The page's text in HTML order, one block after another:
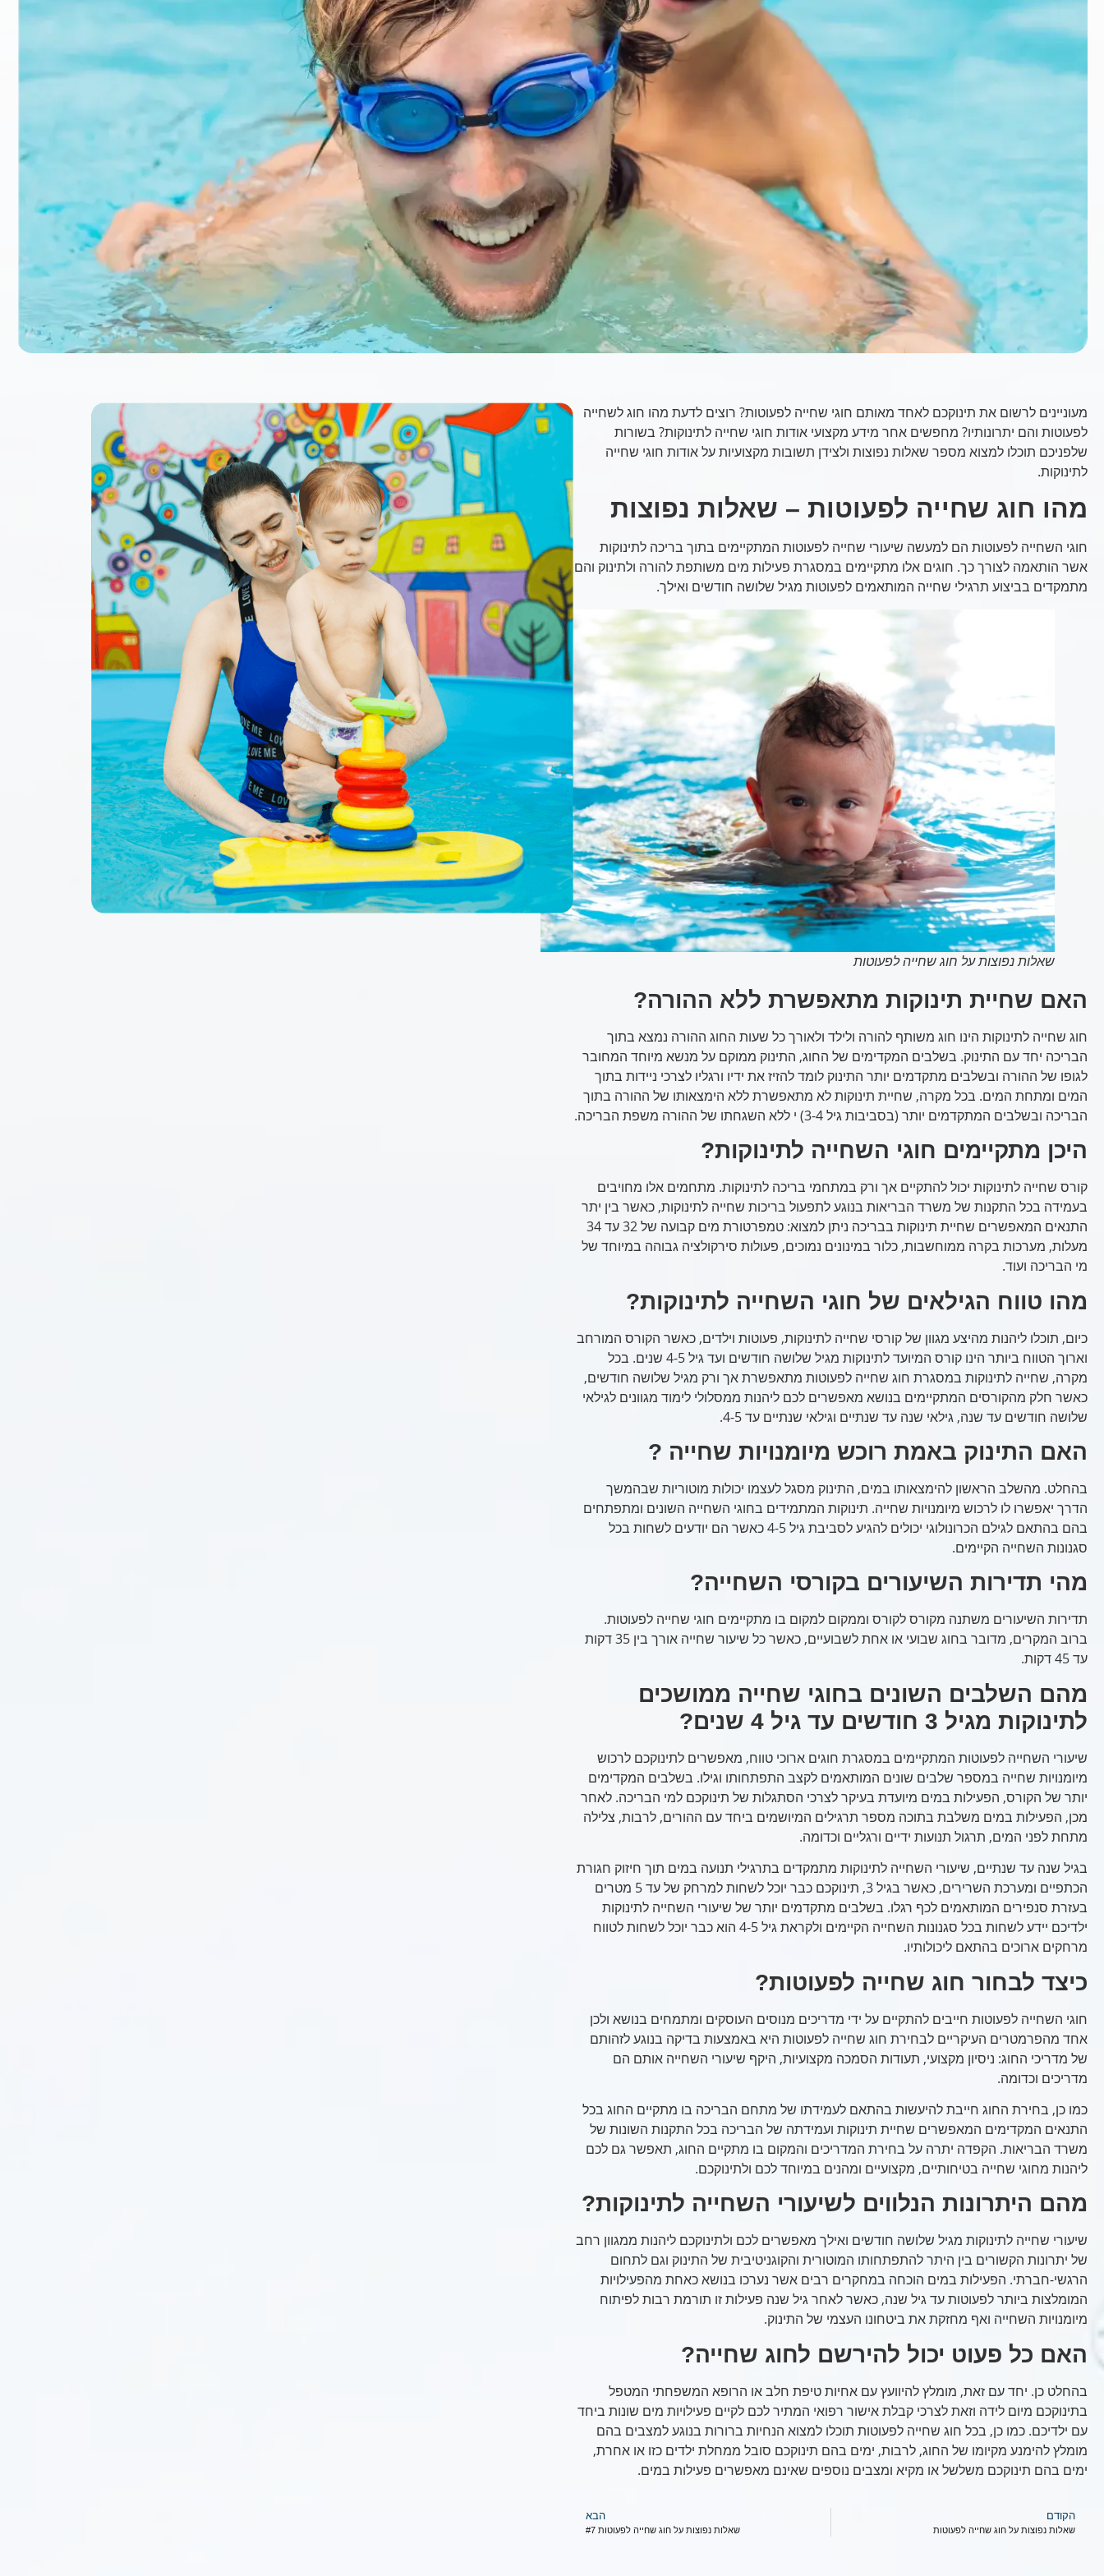
מעוניינים לרשום את תינוקכם לאחד מאותם חוגי שחייה לפעוטות? רוצים לדעת מהו חוג לשחייה
לפעוטות והם יתרונותיו? מחפשים אחר מידע מקצועי אודות חוגי שחייה לתינוקות? בשורות
שלפניכם תוכלו למצוא מספר שאלות נפוצות ולצידן תשובות מקצועיות על אודות חוגי שחייה
לתינוקות.
מהו חוג שחייה לפעוטות – שאלות נפוצות
חוגי השחייה לפעוטות הם למעשה שיעורי שחייה לפעוטות המתקיימים בתוך בריכה לתינוקות
אשר הותאמה לצורך כך. חוגים אלו מתקיימים במסגרת פעילות מים משותפת להורה ולתינוק והם
מתמקדים בביצוע תרגילי שחייה המותאמים לפעוטות מגיל שלושה חודשים ואילך.
שאלות נפוצות על חוג שחייה לפעוטות
האם שחיית תינוקות מתאפשרת ללא ההורה?
חוג שחייה לתינוקות הינו חוג משותף להורה ולילד ולאורך כל שעות החוג ההורה נמצא בתוך
הבריכה יחד עם התינוק. בשלבים המקדימים של החוג, התינוק ממוקם על מנשא מיוחד המחובר
לגופו של ההורה ובשלבים מתקדמים יותר התינוק לומד להזיז את ידיו ורגליו לצרכי ניידות בתוך
המים ומתחת המים. בכל מקרה, שחיית תינוקות לא מתאפשרת ללא הימצאותו של ההורה בתוך
הבריכה ובשלבים המתקדמים יותר (בסביבות גיל 3-4) י ללא השגחתו של ההורה משפת הבריכה.
היכן מתקיימים חוגי השחייה לתינוקות?
קורס שחייה לתינוקות יכול להתקיים אך ורק במתחמי בריכה לתינוקות. מתחמים אלו מחויבים
בעמידה בכל התקנות של משרד הבריאות בנוגע לתפעול בריכות שחייה לתינוקות, כאשר בין יתר
התנאים המאפשרים שחיית תינוקות בבריכה ניתן למצוא: טמפרטורת מים קבועה של 32 עד 34
מעלות, מערכות בקרה ממוחשבות, כלור במינונים נמוכים, פעולות סירקולציה גבוהה במיוחד של
מי הבריכה ועוד.
מהו טווח הגילאים של חוגי השחייה לתינוקות?
כיום, תוכלו ליהנות מהיצע מגוון של קורסי שחייה לתינוקות, פעוטות וילדים, כאשר הקורס המורחב
וארוך הטווח ביותר הינו קורס המיועד לתינוקות מגיל שלושה חודשים ועד גיל 4-5 שנים. בכל
מקרה, שחייה לתינוקות במסגרת חוג שחייה לפעוטות מתאפשרת אך ורק מגיל שלושה חודשים,
כאשר חלק מהקורסים המתקיימים בנושא מאפשרים לכם ליהנות ממסלולי לימוד מגוונים לגילאי
שלושה חודשים עד שנה, גילאי שנה עד שנתיים וגילאי שנתיים עד 4-5.
האם התינוק באמת רוכש מיומנויות שחייה ?
בהחלט. מהשלב הראשון להימצאותו במים, התינוק מסגל לעצמו יכולות מוטוריות שבהמשך
הדרך יאפשרו לו לרכוש מיומנויות שחייה. תינוקות המתמידים בחוגי השחייה השונים ומתפתחים
בהם בהתאם לגילם הכרונולוגי יכולים להגיע לסביבת גיל 4-5 כאשר הם יודעים לשחות בכל
סגנונות השחייה הקיימים.
מהי תדירות השיעורים בקורסי השחייה?
תדירות השיעורים משתנה מקורס לקורס וממקום למקום בו מתקיימים חוגי שחייה לפעוטות.
ברוב המקרים, מדובר בחוג שבועי או אחת לשבועיים, כאשר כל שיעור שחייה אורך בין 35 דקות
עד 45 דקות.
מהם השלבים השונים בחוגי שחייה ממושכים
לתינוקות מגיל 3 חודשים עד גיל 4 שנים?
שיעורי השחייה לפעוטות המתקיימים במסגרת חוגים ארוכי טווח, מאפשרים לתינוקכם לרכוש
מיומנויות שחייה במספר שלבים שונים המותאמים לקצב התפתחותו וגילו. בשלבים המקדימים
יותר של הקורס, הפעילות במים מיועדת בעיקר לצרכי הסתגלות של תינוקכם למי הבריכה. לאחר
מכן, הפעילות במים משלבת בתוכה מספר תרגילים המיושמים ביחד עם ההורים, לרבות, צלילה
מתחת לפני המים, תרגול תנועות ידיים ורגליים וכדומה.
בגיל שנה עד שנתיים, שיעורי השחייה לתינוקות מתמקדים בתרגילי תנועה במים תוך חיזוק חגורת
הכתפיים ומערכת השרירים, כאשר בגיל 3, תינוקכם כבר יוכל לשחות למרחק של עד 5 מטרים
בעזרת סנפירים המותאמים לכף רגלו. בשלבים מתקדמים יותר של שיעורי השחייה לתינוקות
ילדיכם יידע לשחות בכל סגנונות השחייה הקיימים ולקראת גיל 4-5 הוא כבר יוכל לשחות לטווח
מרחקים ארוכים בהתאם ליכולותיו.
כיצד לבחור חוג שחייה לפעוטות?
חוגי השחייה לפעוטות חייבים להתקיים על ידי מדריכים מנוסים העוסקים ומתמחים בנושא ולכן
אחד מהפרמטרים העיקריים לבחירת חוג שחייה לפעוטות היא באמצעות בדיקה בנוגע לזהותם
של מדריכי החוג: ניסיון מקצועי, תעודות הסמכה מקצועיות, היקף שיעורי השחייה אותם הם
מדריכים וכדומה.
כמו כן, בחירת החוג חייבת להיעשות בהתאם לעמידתו של מתחם הבריכה בו מתקיים החוג בכל
התנאים המקדימים המאפשרים שחיית תינוקות ועמידתה של הבריכה בכל התקנות השונות של
משרד הבריאות. הקפדה יתרה על בחירת המדריכים והמקום בו מתקיים החוג, תאפשר גם לכם
ליהנות מחוגי שחייה בטיחותיים, מקצועיים ומהנים במיוחד לכם ולתינוקכם.
מהם היתרונות הנלווים לשיעורי השחייה לתינוקות?
שיעורי שחייה לתינוקות מגיל שלושה חודשים ואילך מאפשרים לכם ולתינוקכם ליהנות ממגוון רחב
של יתרונות הקשורים בין היתר להתפתחותו המוטורית והקוגניטיבית של התינוק וגם לתחום
הרגשי-חברתי. הפעילות במים הוכחה במחקרים רבים אשר נערכו בנושא כאחת מהפעילויות
המומלצות ביותר לפעוטות עד גיל שנה, כאשר לאחר גיל שנה פעילות זו תורמת רבות לפיתוח
מיומנויות השחייה ואף מחזקת את ביטחונו העצמי של התינוק.
האם כל פעוט יכול להירשם לחוג שחייה?
בהחלט כן. יחד עם זאת, מומלץ להיוועץ עם אחיות טיפת חלב או הרופא המשפחתי המטפל
בתינוקכם מיום לידה וזאת לצרכי קבלת אישור רפואי המתיר לכם לקיים פעילויות מים שונות ביחד
עם ילדיכם. כמו כן, בכל חוג שחייה לפעוטות תוכלו למצוא הנחיות ברורות בנוגע למצבים בהם
מומלץ להימנע מקיומו של החוג, לרבות, ימים בהם תינוקכם סובל ממחלת ילדים כזו או אחרת,
ימים בהם תינוקכם משלשל או מקיא ומצבים נוספים שאינם מאפשרים פעילות במים.
הקודם
שאלות נפוצות על חוג שחייה לפעוטות
הבא
שאלות נפוצות על חוג שחייה לפעוטות #7